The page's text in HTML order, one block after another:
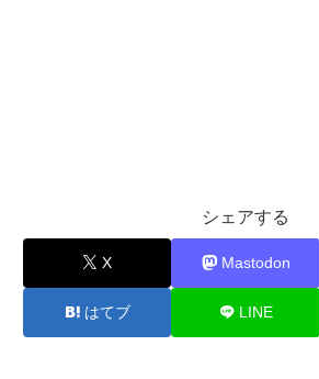
シェアする
X Mastodon
はてブ LINE